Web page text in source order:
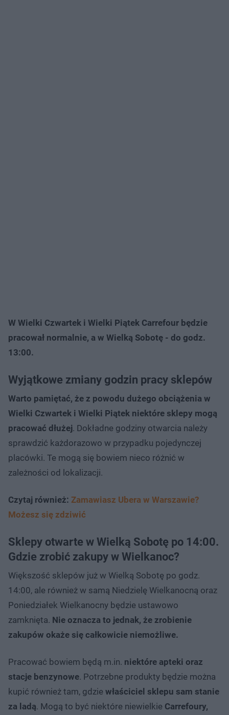
W Wielki Czwartek i Wielki Piątek Carrefour będzie
pracował normalnie, a w Wielką Sobotę - do godz.
13:00.
Wyjątkowe zmiany godzin pracy sklepów
Warto pamiętać, że z powodu dużego obciążenia w
Wielki Czwartek i Wielki Piątek niektóre sklepy mogą
pracować dłużej. Dokładne godziny otwarcia należy
sprawdzić każdorazowo w przypadku pojedynczej
placówki. Te mogą się bowiem nieco różnić w
zależności od lokalizacji.
Czytaj również: Zamawiasz Ubera w Warszawie?
Możesz się zdziwić
Sklepy otwarte w Wielką Sobotę po 14:00.
Gdzie zrobić zakupy w Wielkanoc?
Większość sklepów już w Wielką Sobotę po godz.
14:00, ale również w samą Niedzielę Wielkanocną oraz
Poniedziałek Wielkanocny będzie ustawowo
zamknięta. Nie oznacza to jednak, że zrobienie
zakupów okaże się całkowicie niemożliwe.
Pracować bowiem będą m.in. niektóre apteki oraz
stacje benzynowe. Potrzebne produkty będzie można
kupić również tam, gdzie właściciel sklepu sam stanie
za ladą. Mogą to być niektóre niewielkie Carrefoury,